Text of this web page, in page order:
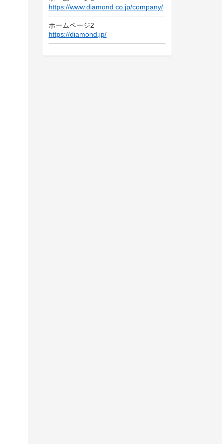
https://www.diamond.co.jp/company/
ホームページ2
https://diamond.jp/